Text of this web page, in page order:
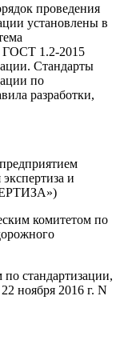
проведения
установлены в
ГОСТ 1.2-2015
Стандарты
по
разработки,
и
комитетом по
стандартизации,
ноября 2016 г. N